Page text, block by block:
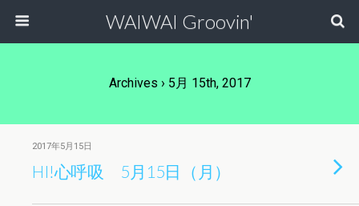
WAIWAI Groovin'
Archives › 5月 15th, 2017
2017年5月15日
HI!心呼吸 5月15日（月）